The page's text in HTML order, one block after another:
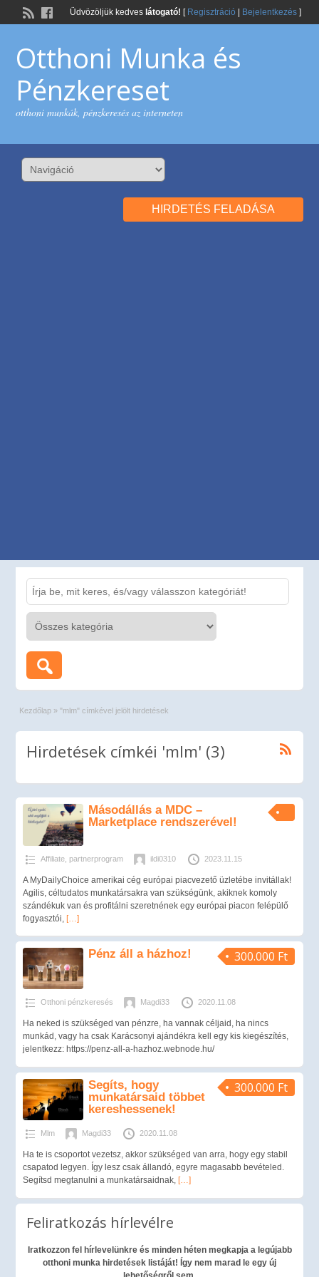
Üdvözöljük kedves látogató! [ Regisztráció Bejelentkezés]
Otthoni Munka és
Pénzkereset
otthoni munkák, pénzkeresés az interneten
HIRDETÉS FELADÁSA
Kezdőlap » "mlm" címkével jelölt hirdetések
Hirdetések címkéi 'mlm' (3)
Másodállás a MDC –
Marketplace rendszerével!
Affiliate, partnerprogram ildi0310 2023.11.15
A MyDailyChoice amerikai cég európai piacvezető üzletébe invitállak!
Agilis, céltudatos munkatársakra van szükségünk, akiknek komoly
szándékuk van és profitálni szeretnének egy európai piacon felépülő
fogyasztói, […]
300.000 Ft
Pénz áll a házhoz!
Otthoni pénzkeresés Magdi33 2020.11.08
Ha neked is szükséged van pénzre, ha vannak céljaid, ha nincs
munkád, vagy ha csak Karácsonyi ajándékra kell egy kis kiegészítés,
jelentkezz: https://penz-all-a-hazhoz.webnode.hu/
300.000 Ft
Segíts, hogy
munkatársaid többet
kereshessenek!
Mlm Magdi33 2020.11.08
Ha te is csoportot vezetsz, akkor szükséged van arra, hogy egy stabil
csapatod legyen. Így lesz csak állandó, egyre magasabb bevételed.
Segítsd megtanulni a munkatársaidnak, […]
Feliratkozás hírlevélre
Iratkozzon fel hírlevelünkre és minden héten megkapja a legújabb
otthoni munka hirdetések listáját! Így nem marad le egy új